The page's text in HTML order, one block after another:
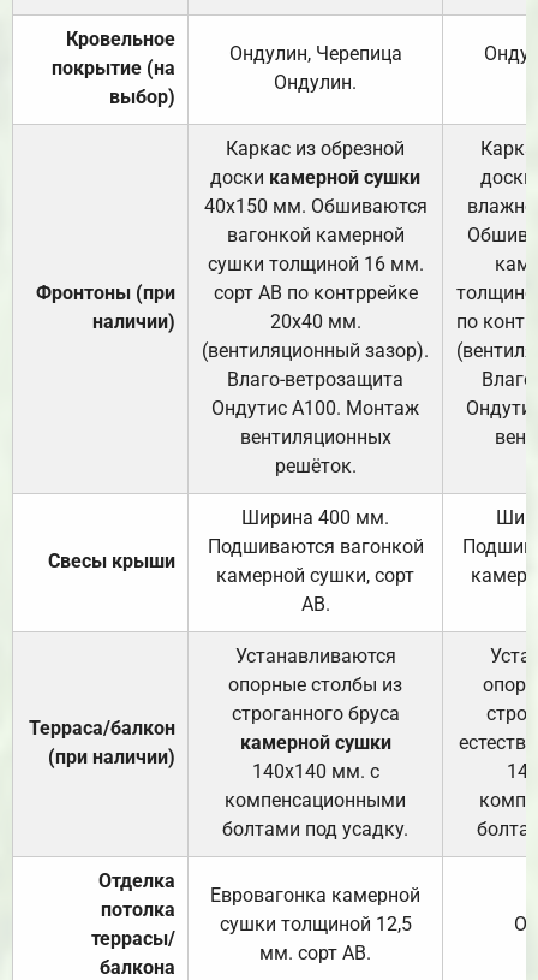
Кровельное
покрытие (на
выбор)
Ондулин, Черепица
Ондулин.
Фронтоны (при
наличии)
Каркас из обрезной
доски камерной сушки
40х150 мм. Обшиваются
вагонкой камерной
сушки толщиной 16 мм.
сорт АВ по контррейке
20х40 мм.
(вентиляционный зазор).
Влаго-ветрозащита
Ондутис А100. Монтаж
вентиляционных
решёток.
доски
по
Свесы крыши
Ширина 400 мм.
Подшиваются вагонкой
камерной сушки, сорт
АВ.
Терраса/балкон
(при наличии)
Устанавливаются
опорные столбы из
строганного бруса
камерной сушки
140х140 мм. с
компенсационными
болтами под усадку.
Отделка
потолка
террасы/
балкона
Евровагонка камерной
сушки толщиной 12,5
мм. сорт АВ.